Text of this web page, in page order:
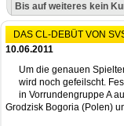
Bis auf weiteres kein
DAS CL-DEBÜT VON
10.06.2011
Um die genauen
wird noch gefeilscht.
in Vorrundengruppe A
Grodzisk Bogoria (Polen)